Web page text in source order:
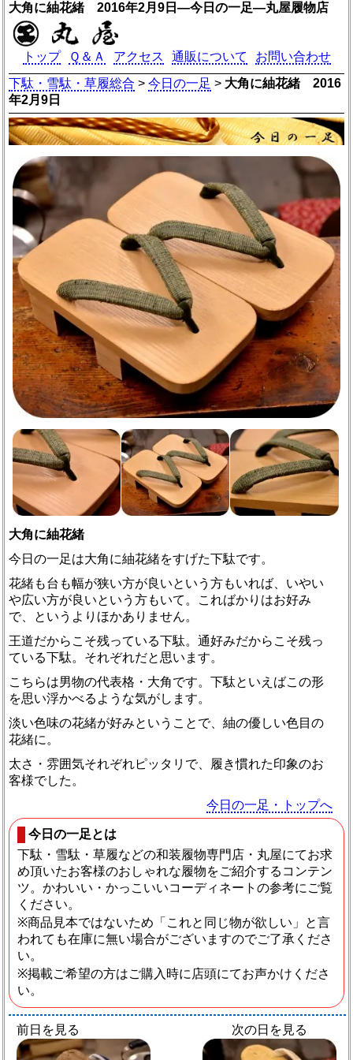
大角に紬花緒 2016年2月9日―今日の一足―丸屋履物店
トップ Ｑ＆Ａ アクセス 通販について
お問い合わせ
下駄・雪駄・草履総合 >今日の一足 > 大角に紬花緒 2016
年2月9日
大角に紬花緒
今日の一足は大角に紬花緒をすげた下駄です。
花緒も台も幅が狭い方が良いという方もいれば、いやい
や広い方が良いという方もいて。こればかりはお好み
で、というよりほかありません。
王道だからこそ残っている下駄。通好みだからこそ残っ
ている下駄。それぞれだと思います。
こちらは男物の代表格・大角です。下駄といえばこの形
を思い浮かべるような気がします。
淡い色味の花緒が好みということで、紬の優しい色目の
花緒に。
太さ・雰囲気それぞれピッタリで、履き慣れた印象のお
客様でした。
今日の一足・トップへ
今日の一足とは
下駄・雪駄・草履などの和装履物専門店・丸屋にてお求
め頂いたお客様のおしゃれな履物をご紹介するコンテン
ツ。かわいい・かっこいいコーディネートの参考にご覧
ください。
※商品見本ではないため「これと同じ物が欲しい」と言
われても在庫に無い場合がございますのでご了承くださ
い。
※掲載ご希望の方はご購入時に店頭にてお声かけくださ
い。
前日を見る 次の日を見る